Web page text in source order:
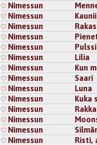
Kirjaudutai rekisteröidy
12.10.2018 23:42Karpalo
Hyvä!
Kirjaudutai rekisteröidy
Sivut
Nimessun
Nimessun
Nimessun
Nimessun
Nimessun
Pulssi
Nimessun
Lilia
Nimessun
Kun
Nimessun
Saari
Nimessun
Luna
Nimessun
Kuka
Nimessun
Nimessun
Nimessun
Nimessun
Risti,